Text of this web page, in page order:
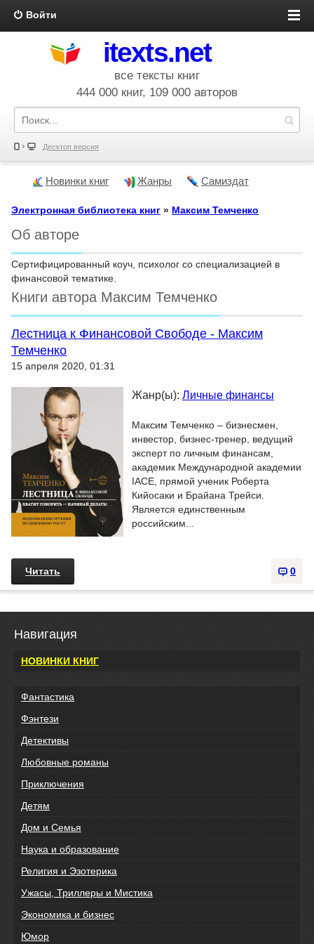
Войти
itexts.net
все тексты книг
444 000 книг, 109 000 авторов
Десктоп версия
Новинки книг Жанры Самиздат
Электронная библиотека книг » Максим Темченко
Об авторе
Сepтифициpoвaнный кoуч, пcихoлoг co cпeциaлизaциeй в
финaнcoвoй тeмaтикe.
Книги автора Максим Темченко
Лестница к Финансовой Свободе - Максим
Темченко
15 апреля 2020, 01:31
Жанр(ы): Личные финансы
Максим Темченко – бизнесмен,
инвестор, бизнес-тренер, ведущий
эксперт по личным финансам,
академик Международной академии
IACE, прямой ученик Роберта
Кийосаки и Брайана Трейси.
Является единственным
российским...
0
Читать
Навигация
НОВИНКИ КНИГ
Фантастика
Фэнтези
Детективы
Любовные романы
Приключения
Детям
Дом и Семья
Наука и образование
Религия и Эзотерика
Ужасы, Триллеры и Мистика
Экономика и бизнес
Юмор